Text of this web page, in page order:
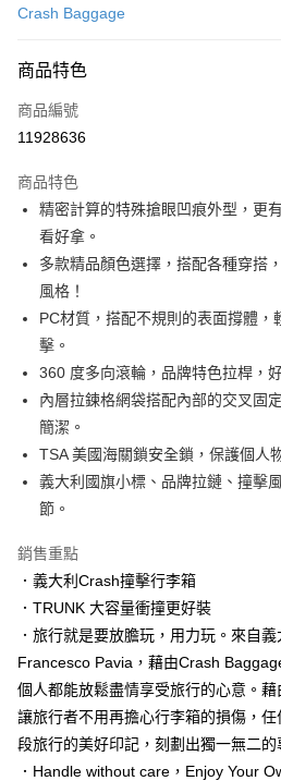
3 期 0 利率 每期
合作金庫商業銀行
上海商業儲蓄銀行
臺灣中小企業銀行
匯豐（台灣）商業銀行
華
聯邦商業銀行
元大商業銀行
永
玉山商業銀行
台灣樂天信用卡公司
合作金庫商業銀行
上海商業儲蓄銀行
國泰世華商業銀行
兆
匯豐（台灣）商業銀行
聯邦商業銀行
遠
元大商業銀行
玉山商業銀行
星
台新國際商業銀行
即享券
LINE Pay
Apple Pay
街口支付
Google Pay
ATM付款
運送方式
宅配
每筆NT$100，滿NT$999(含以上)免運
Crash Baggage
商品特色
商品編號
11928636
商品特色
精密計算的特殊搶眼凹痕外型，更
看好拿。
多款精品顏色選擇，搭配各種穿搭
風格！
PC材質，搭配不規則的表面撐體，
擊。
360 度多向滾輪，品牌特色拉桿，
內層拉鍊格網袋搭配內部的交叉固
簡潔。
TSA 美國海關鎖安全鎖，保護個人
義大利國旗小標、品牌拉鏈、撞擊
節。
銷售重點
．義大利Crash撞擊行李箱
．TRUNK 大容量衝撞更好裝
．旅行就是要放膽玩，用力玩。來自
Francesco Pavia，藉由Crash
個人都能放鬆盡情享受旅行的心意。藉
讓旅行者不用再擔心行李箱的損傷，
段旅行的美好印記，刻劃出獨一無二的
．Handle without care，Enjoy Your